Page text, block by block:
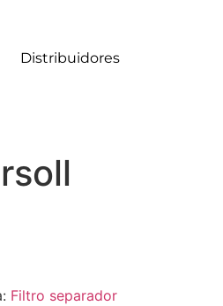
Distribuidores
Filtro separador